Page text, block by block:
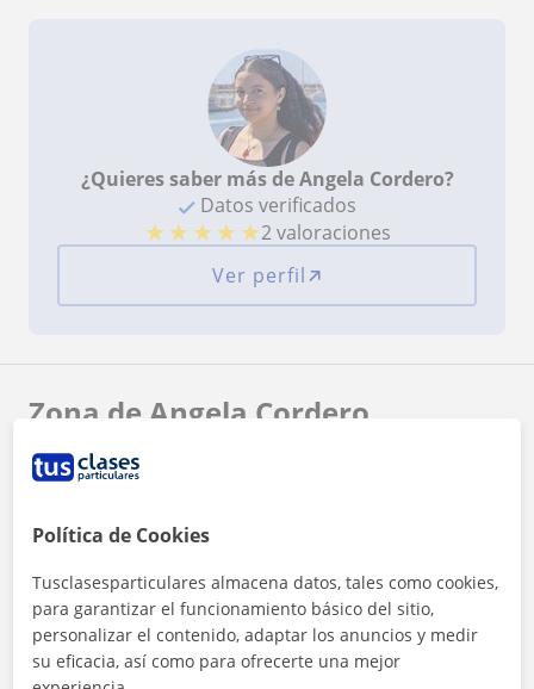
¿Quieres saber más de Angela Cordero?
Datos verificados
★ ★ ★ ★ ★2 valoraciones
Ver perfil
Zona de Angela Cordero
Localidades a las que se desplaza para dar clase
Mislata
Burjassot
+ −
Política de Cookies
Tusclasesparticulares almacena datos, tales como cookies,
para garantizar el funcionamiento básico del sitio,
personalizar el contenido, adaptar los anuncios y medir
su eficacia, así como para ofrecerte una mejor